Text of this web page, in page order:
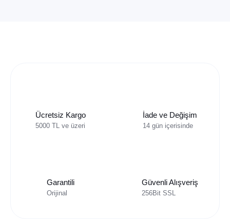
Ücretsiz Kargo
5000 TL ve üzeri
İade ve Değişim
14 gün içerisinde
Garantili
Orijinal
Güvenli Alışveriş
256Bit SSL